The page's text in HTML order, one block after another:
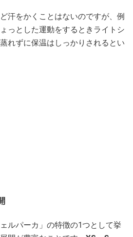
汗をかくことはないのですが、例
っとした運動をするときライトシ
れずに保温はしっかりされるとい
ルパーカ」の特徴の1つとして挙